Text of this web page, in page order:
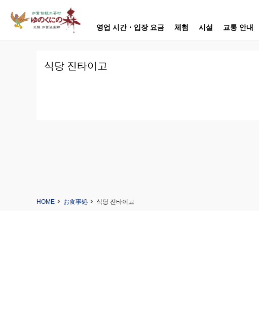
영업 시간・입장 요금 체험 시설 교통 안내
식당 진타이고
HOME お食事処 식당 진타이고